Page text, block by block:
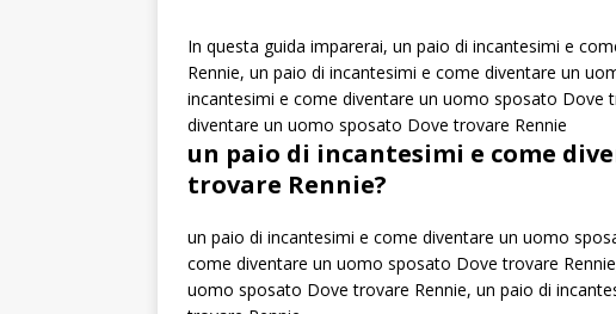
In questa guida imparerai, un paio di incantesimi e
Rennie, un paio di incantesimi e come diventare un
incantesimi e come diventare un uomo sposato Dove
diventare un uomo sposato Dove trovare Rennie
un paio di incantesimi e come
trovare Rennie?
un paio di incantesimi e come diventare un uomo
come diventare un uomo sposato Dove trovare
uomo sposato Dove trovare Rennie, un paio di